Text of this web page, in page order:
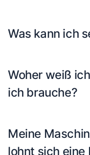
Was kann ich
Woher weiß
ich brauche?
Meine
lohnt sich eine